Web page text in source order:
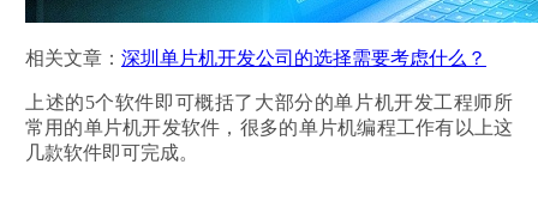
相关文章： 深圳单片机开发公司的选择需要考虑什么？
上述的5个软件即可概括了大部分的单片机开发工程师所
常用的单片机开发软件，很多的单片机编程工作有以上这
几款软件即可完成。